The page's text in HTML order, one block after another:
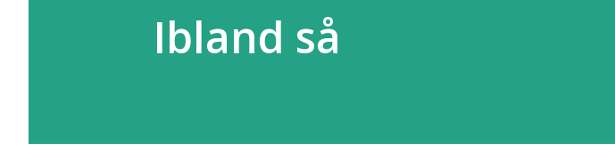
Ibland så